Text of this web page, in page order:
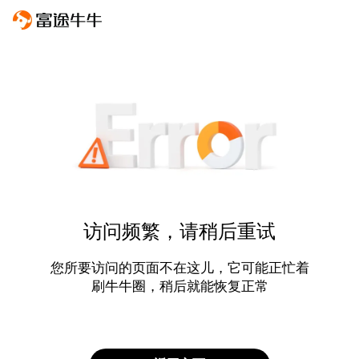
访问频繁，请稍后重试
您所要访问的页面不在这儿，它可能正忙着
刷牛牛圈，稍后就能恢复正常